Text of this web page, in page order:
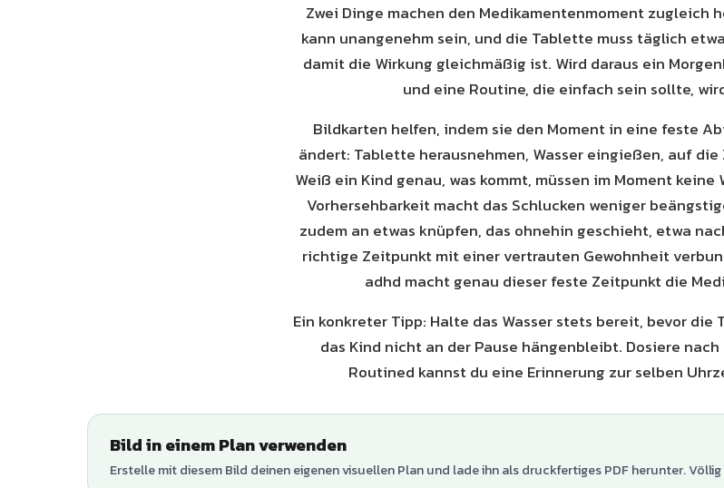
Zwei Dinge machen den Medikamentenmoment zugleich
kann unangenehm sein, und die Tablette muss täglich
damit die Wirkung gleichmäßig ist. Wird daraus ein
und eine Routine, die einfach sein sollte,
Bildkarten helfen, indem sie den Moment in eine feste
ändert: Tablette herausnehmen, Wasser eingießen, auf
Weiß ein Kind genau, was kommt, müssen im Moment
Vorhersehbarkeit macht das Schlucken weniger
zudem an etwas knüpfen, das ohnehin geschieht, etwa
richtige Zeitpunkt mit einer vertrauten Gewohnheit
adhd macht genau dieser feste Zeitpunkt die
Ein konkreter Tipp: Halte das Wasser stets bereit, bevor
das Kind nicht an der Pause hängenbleibt. Dosiere
Routined kannst du eine Erinnerung zur selben
Bild in einem Plan verwenden
Erstelle mit diesem Bild deinen eigenen visuellen Plan und lade ihn als druckfertiges PDF herunter.